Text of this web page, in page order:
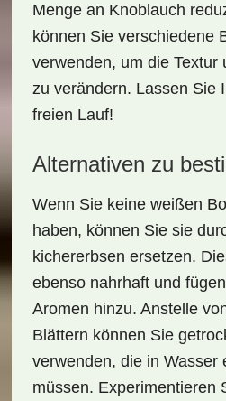
Menge an Knoblauch
können Sie verschiedene
verwenden, um die Textur
zu verändern. Lassen Sie
freien Lauf!
Alternativen zu
Wenn Sie keine weißen
haben, können Sie sie
kichererbsen ersetzen.
ebenso nahrhaft und
Aromen hinzu. Anstelle
Blättern können Sie
verwenden, die in Wasser
müssen. Experimentieren